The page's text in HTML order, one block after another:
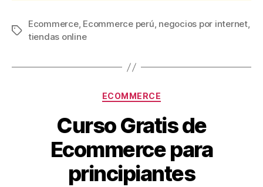
Ecommerce, Ecommerce perú, negocios por internet,
tiendas online
ECOMMERCE
Curso Gratis de
Ecommerce para
principiantes